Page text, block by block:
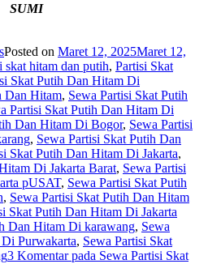
SUMI
Posted on Maret 12, 2025Maret 12,
skat hitam dan putih, Partisi Skat
Skat Putih Dan Hitam Di
Dan Hitam, Sewa Partisi Skat Putih
Partisi Skat Putih Dan Hitam Di
Dan Hitam Di Bogor, Sewa Partisi
, Sewa Partisi Skat Putih Dan
Skat Putih Dan Hitam Di Jakarta,
Di Jakarta Barat, Sewa Partisi
pUSAT, Sewa Partisi Skat Putih
, Sewa Partisi Skat Putih Dan Hitam
Skat Putih Dan Hitam Di Jakarta
Dan Hitam Di karawang, Sewa
Purwakarta, Sewa Partisi Skat
3 Komentarpada Sewa Partisi Skat